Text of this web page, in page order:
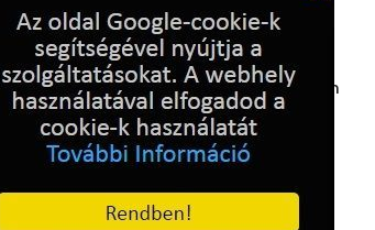
1 nap ezelőtt 23
Játékos megelőzés a családi napon
1 nap ezelőtt 22
1 nap ezelőtt 23